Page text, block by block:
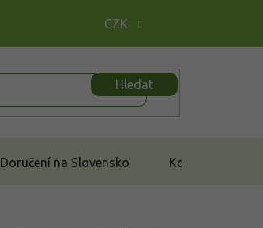
CZK
Hledat
Doručení na Slovensko Kontakt